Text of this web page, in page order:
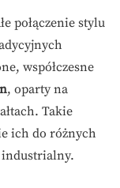
połączenie stylu
współczesne
, oparty na
Takie
ich do różnych
industrialny.